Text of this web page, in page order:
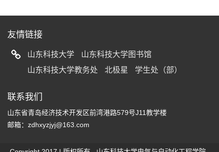
友情链接
山东科技大学
山东科技大学图书馆
山东科技大学教务处
北极星 学生处（部）
联系我们
山东省青岛经济技术开发区前湾港路579号J11教学楼
邮箱：zdhxyzjyj@163.com